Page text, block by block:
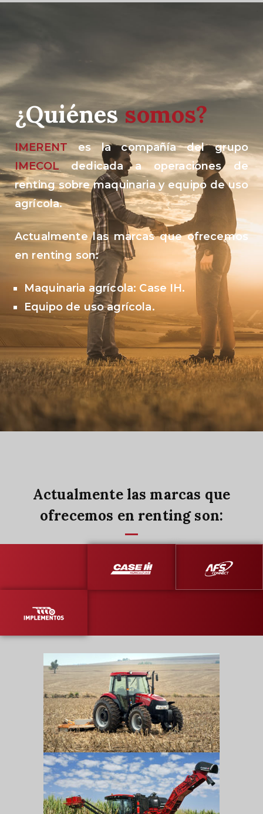
¿Quiénessomos?
IMERENTes la compañía del grupo
IMECOLdedicada a operaciones de
renting sobre maquinaria y equipo de uso
agrícola.
Actualmente las marcas que ofrecemos
en renting son:
Maquinaria agrícola: Case IH.
Equipo de uso agrícola.
Actualmente las marcas que
ofrecemos en renting son: